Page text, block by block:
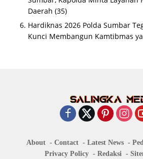
Daerah (35)
Hardiknas 2026 Polda Sumbar
Kunci Membangun Kamtibmas
About Contact Latest News
Privacy Policy
Redaksi